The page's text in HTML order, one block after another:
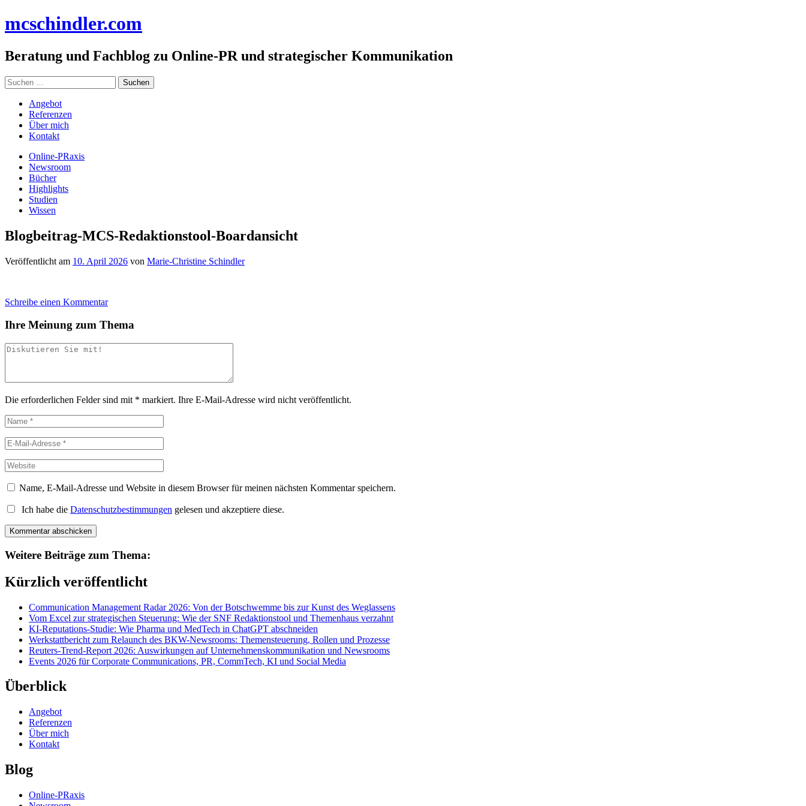
Inhalt
mcschindler.com
Beratung und Fachblog zu Online-PR und strategischer Kommunikation
Suchen
nach:
Angebot
Referenzen
Über mich
Kontakt
Online-PRaxis
Newsroom
Bücher
Highlights
Studien
Wissen
Blogbeitrag-MCS-Redaktionstool-Boardansicht
Veröffentlicht am 10. April 2026 von Marie-Christine Schindler
Schreibe einen Kommentar
Ihre Meinung zum Thema
Die erforderlichen Felder sind mit * markiert. Ihre E-Mail-Adresse wird nicht veröffentlicht.
Name, E-Mail-Adresse und Website in diesem Browser für meinen nächsten Kommentar speichern.
Ich habe die Datenschutzbestimmungen gelesen und akzeptiere diese.
Weitere Beiträge zum Thema:
Kürzlich veröffentlicht
Communication Management Radar 2026: Von der Botschwemme bis zur Kunst des Weglassens
Vom Excel zur strategischen Steuerung: Wie der SNF Redaktionstool und Themenhaus verzahnt
KI-Reputations-Studie: Wie Pharma und MedTech in ChatGPT abschneiden
Werkstattbericht zum Relaunch des BKW-Newsrooms: Themensteuerung, Rollen und Prozesse
Reuters-Trend-Report 2026: Auswirkungen auf Unternehmenskommunikation und Newsrooms
Events 2026 für Corporate Communications, PR, CommTech, KI und Social Media
Überblick
Angebot
Referenzen
Über mich
Kontakt
Blog
Online-PRaxis